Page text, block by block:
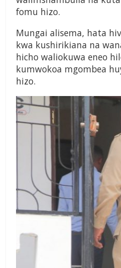
fomu hizo.
Mungai alisema, hata
kwa kushirikiana na
hicho waliokuwa eneo
kumwokoa mgombea
hizo.